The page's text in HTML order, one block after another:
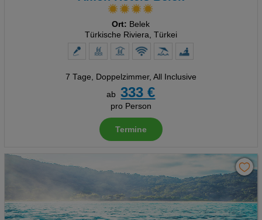
Ort: Belek
Türkische Riviera, Türkei
7 Tage, Doppelzimmer, All Inclusive
ab
333 €
pro Person
Termine